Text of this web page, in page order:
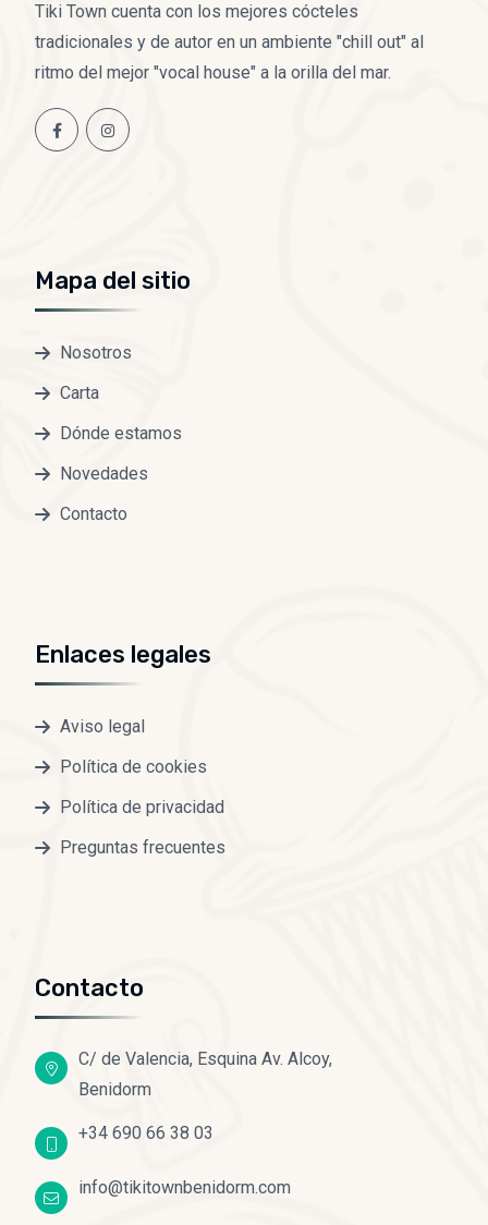
Tiki Town cuenta con los mejores cócteles
tradicionales y de autor en un ambiente "chill out" al
ritmo del mejor "vocal house" a la orilla del mar.
Mapa del sitio
Nosotros
Carta
Dónde estamos
Novedades
Contacto
Enlaces legales
Aviso legal
Política de cookies
Política de privacidad
Preguntas frecuentes
Contacto
C/ de Valencia, Esquina Av. Alcoy,
Benidorm
+34 690 66 38 03
info@tikitownbenidorm.com